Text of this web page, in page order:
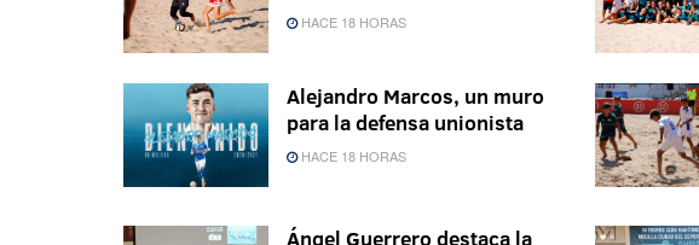
HACE 18 HORAS
Alejandro Marcos, un muro
para la defensa unionista
HACE 18 HORAS
Ángel Guerrero destaca la